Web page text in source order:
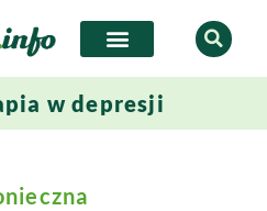
w depresji